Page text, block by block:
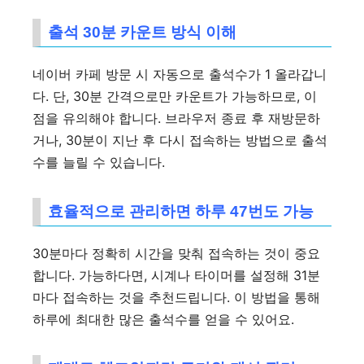
출석 30분 카운트 방식 이해
네이버 카페 방문 시 자동으로 출석수가 1 올라갑니
다. 단, 30분 간격으로만 카운트가 가능하므로, 이
점을 유의해야 합니다. 브라우저 종료 후 재방문하
거나, 30분이 지난 후 다시 접속하는 방법으로 출석
수를 늘릴 수 있습니다.
효율적으로 관리하면 하루 47번도 가능
30분마다 정확히 시간을 맞춰 접속하는 것이 중요
합니다. 가능하다면, 시계나 타이머를 설정해 31분
마다 접속하는 것을 추천드립니다. 이 방법을 통해
하루에 최대한 많은 출석수를 얻을 수 있어요.